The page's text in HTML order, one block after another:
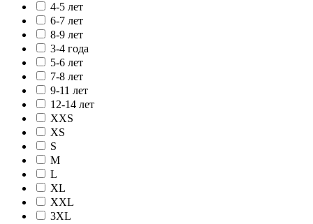
4-5 лет
6-7 лет
8-9 лет
3-4 года
5-6 лет
7-8 лет
9-11 лет
12-14 лет
XXS
XS
S
M
L
XL
XXL
3XL